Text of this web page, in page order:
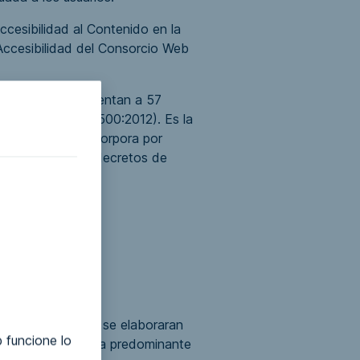
funcione lo
al Contenido en la
del Consorcio Web
que representan a 57
ISO (ISO/IEC 40500:2012). Es la
Unidos, se incorpora por
acuerdos y decretos de
de que se elaboraran
Web), la norma predominante